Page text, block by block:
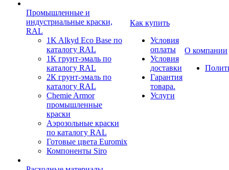
Промышленные и
индустриальные краски,
RAL
1K Alkyd Eco Base по
каталогу RAL
1К грунт-эмаль по
каталогу RAL
2К грунт-эмаль по
каталогу RAL
Chemie Armor
промышленные
краски
Аэрозольные краски
по каталогу RAL
Готовые цвета Euromix
Компоненты Siro
Как купить
Условия
оплаты
Условия
доставки
Гарантия
товара.
Услуги
О компании